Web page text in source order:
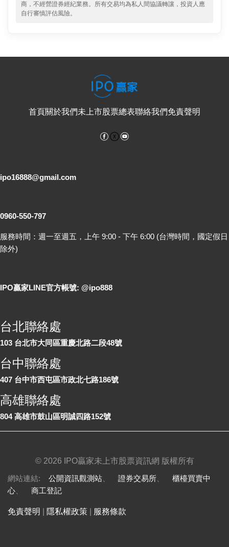
商，不經營證券經紀業務。所有交易均為私人間協議轉讓，投資人應
自行審慎評估風險。
首頁關於我們未上市股票總表聯絡我們免責聲明
Facebook
ipo16888@gmail.com
0960-550-797
服務時間：週一至週五，上午 9:00 - 下午 6:00 (台灣時間，國定假日
除外)
IPO贏家LINE官方帳號: @ipo888
台北聯絡處
103 台北市大同區重慶北路二段48號
台中聯絡處
407 台中市西屯區市政北七路186號
高雄聯絡處
804 高雄市鼓山區明誠四路152號
© 2026 IPO贏家未上市股票資訊網 版權所有
網站連結: 公開資訊觀測站 證券交易所
櫃檯買賣中
心
商工登記
免責聲明 隱私權政策 服務條款